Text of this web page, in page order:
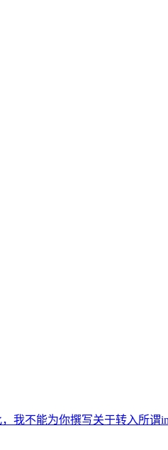
我不能为你撰写关于转入所谓